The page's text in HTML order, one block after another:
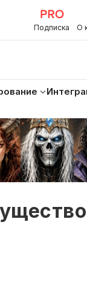
Подписка О